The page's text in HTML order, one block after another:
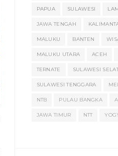
PAPUA SULAWESI
JAWA TENGAH
MALUKU BANTEN
MALUKU UTARA ACEH
TERNATE SULAWESI
SULAWESI TENGGARA
NTB PULAU BANGKA
JAWA TIMUR NTT